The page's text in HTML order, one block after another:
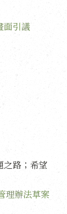
面引議
之路；希望
理辦法草案